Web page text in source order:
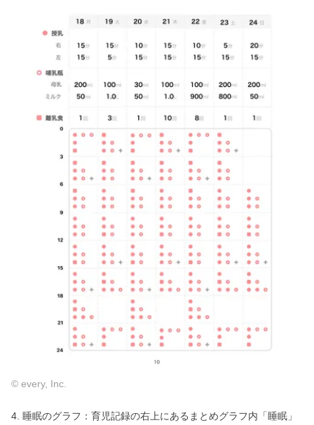
© every, Inc.
4. 睡眠のグラフ：育児記録の右上にあるまとめグラフ内「睡眠」